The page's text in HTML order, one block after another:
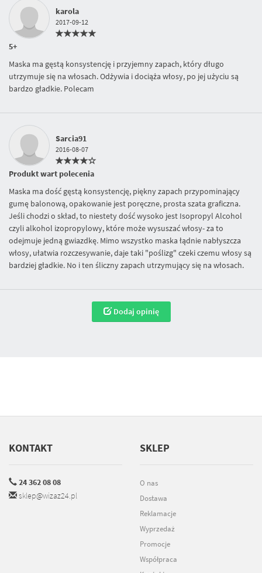
karola
2017-09-12
5+
Maska ma gęstą konsystencję i przyjemny zapach, który długo
utrzymuje się na włosach. Odżywia i dociąża włosy, po jej użyciu są
bardzo gładkie. Polecam
Sarcia91
2016-08-07
Produkt wart polecenia
Maska ma dość gęstą konsystencję, piękny zapach przypominający
gumę balonową, opakowanie jest poręczne, prosta szata graficzna.
Jeśli chodzi o skład, to niestety dość wysoko jest Isopropyl Alcohol
czyli alkohol izopropylowy, które może wysuszać włosy- za to
odejmuje jedną gwiazdkę. Mimo wszystko maska łądnie nabłyszcza
włosy, ułatwia rozczesywanie, daje taki "poślizg" czeki czemu włosy są
bardziej gładkie. No i ten śliczny zapach utrzymujący się na włosach.
Dodaj opinię
KONTAKT
24 362 08 08
sklep@wizaz24.pl
SKLEP
O nas
Dostawa
Reklamacje
Wyprzedaż
Promocje
Współpraca